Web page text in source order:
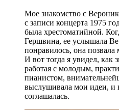
Мое знакомство с
с записи концерта 1975
была хрестоматийной.
Гершвина, ее услышала
понравилось, она позвала
И вот тогда я увидел, как
работая с молодым,
пианистом,
выслушивала мои идеи, и
соглашалась.